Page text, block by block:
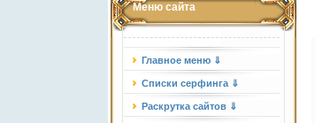
Меню сайта
Главное меню ⇓
Списки серфинга ⇓
Раскрутка сайтов ⇓